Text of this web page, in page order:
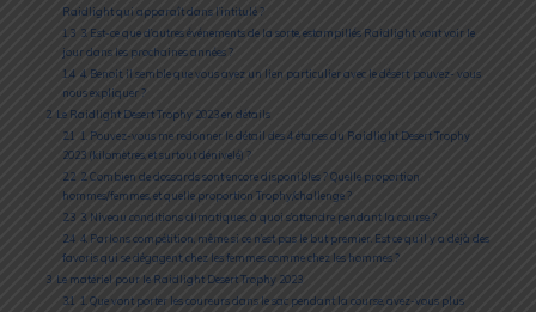
Raidlight qui apparaît dans l’intitulé ?
1.3 3. Est-ce que d’autres événements de la sorte, estampillés Raidlight, vont voir le
jour dans les prochaines années ?
1.4 4. Benoit, il semble que vous ayez un lien particulier avec le désert, pouvez- vous
nous expliquer ?
2 Le Raidlight Desert Trophy 2023 en détails
2.1
1. Pouvez-vous me redonner le détail des 4 étapes du Raidlight Desert Trophy
2023 (kilomètres, et surtout dénivelé) ?
2.2
2. Combien de dossards sont encore disponibles ? Quelle proportion
hommes/femmes, et quelle proportion Trophy/challenge ?
2.3 3. Niveau conditions climatiques, à quoi s’attendre pendant la course ?
2.4 4. Parlons compétition, même si ce n’est pas le but premier. Est ce qu’il y a déjà des
favoris qui se dégagent, chez les femmes comme chez les hommes ?
3 Le matériel pour le Raidlight Desert Trophy 2023
3.1
1. Que vont porter les coureurs dans le sac pendant la course, avez-vous plus